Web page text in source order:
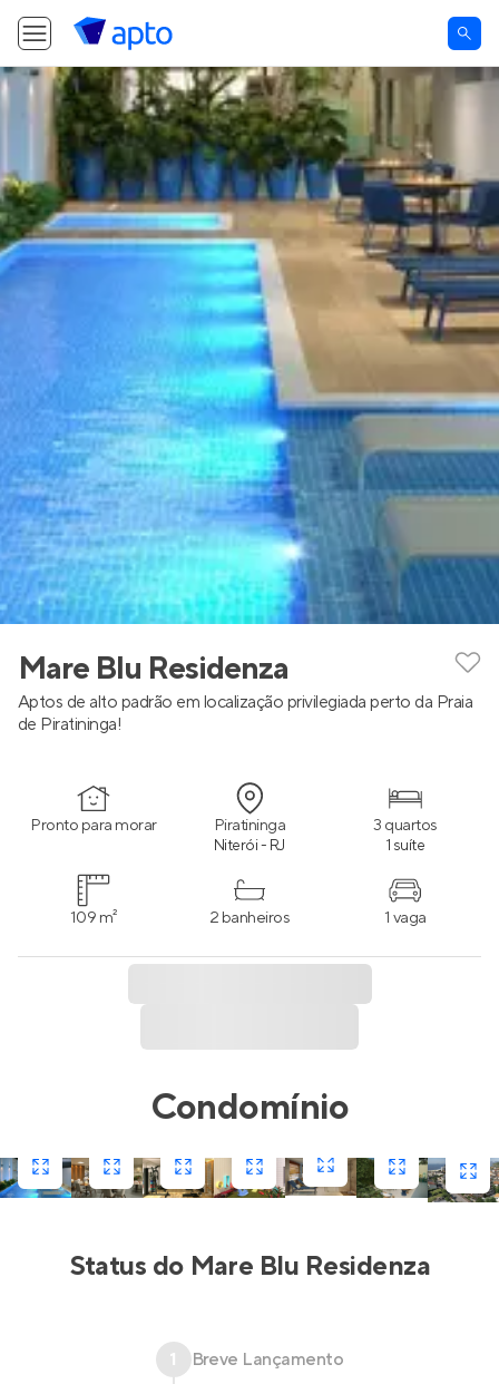
Mare Blu Residenza
Aptos de alto padrão em localização privilegiada perto da Praia
de Piratininga!
Pronto para morar Piratininga
Niterói - RJ
3 quartos
1 suíte
109 m² 2 banheiros 1 vaga
Condomínio
Status do Mare Blu Residenza
1 Breve Lançamento